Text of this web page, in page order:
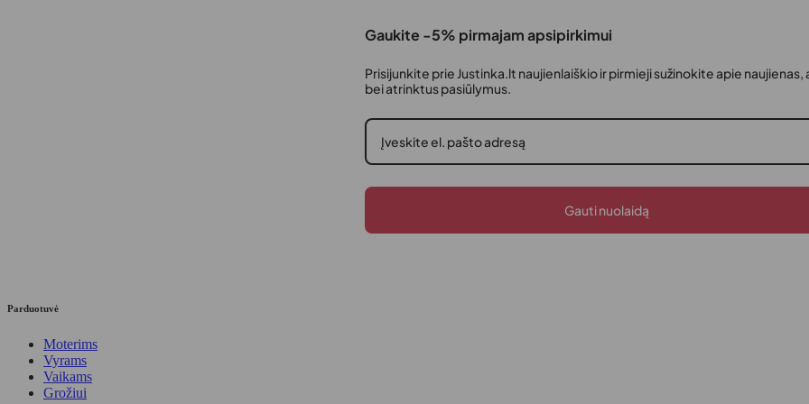
Gaukite -5% pirmajam apsipirkimui
Prisijunkite prie Justinka.lt naujienlaiškio ir pirmieji sužinokite apie naujienas,
bei atrinktus pasiūlymus.
Gauti nuolaidą
Parduotuvė
Moterims
Vyrams
Vaikams
Grožiui